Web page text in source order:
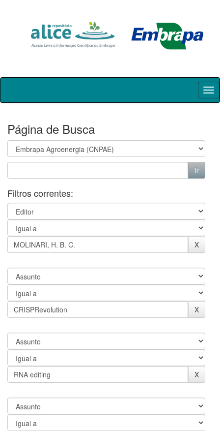
Skip
Página de Busca
Filtros correntes: